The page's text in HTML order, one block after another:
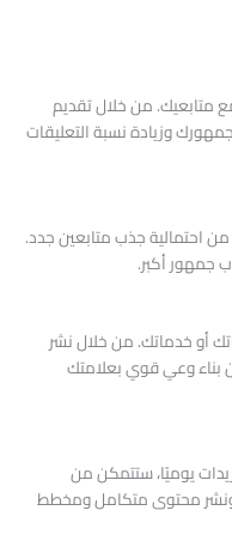
متابعيك. من خلال تقديم
وزيادة نسبة التعليقات
احتمالية جذب متابعين جدد.
جمهور أكبر.
أو خدماتك. من خلال نشر
بناء وعي قوي بعلامتك
يوميًا، ستتمكن من
محتوى متكامل ومخطط